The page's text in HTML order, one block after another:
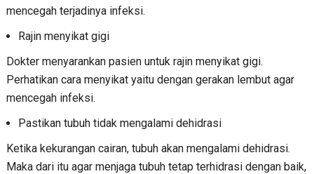
mencegah terjadinya infeksi.
Rajin menyikat gigi
Dokter menyarankan pasien untuk rajin menyikat gigi.
Perhatikan cara menyikat yaitu dengan gerakan lembut agar
mencegah infeksi.
Pastikan tubuh tidak mengalami dehidrasi
Ketika kekurangan cairan, tubuh akan mengalami dehidrasi.
Maka dari itu agar menjaga tubuh tetap terhidrasi dengan baik,